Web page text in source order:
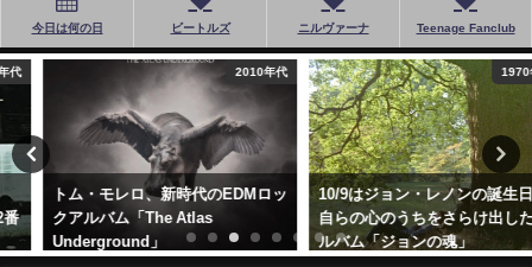
今日は何の日 ビートルズ ニルヴァーナ Teenage Fanclub
2010年代
トム・モレロ、新時代のEDMロッ
クアルバム「The Atlas
Underground」
1970年代
10/9はジョン・レノンの誕生日。
自らの心のうちをさらけ出したア
ルバム「ジョンの魂」